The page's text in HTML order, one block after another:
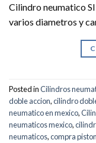
Cilindro neumatico
varios diametros y
Posted inCilindros
doble accion,cilindro
neumatico en mexico,
neumaticos mexico,
neumaticos,compra